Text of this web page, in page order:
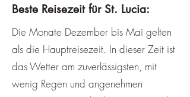
Beste Reisezeit für St. Lucia:
Die Monate Dezember bis Mai gelten
als die Hauptreisezeit. In dieser Zeit ist
das Wetter am zuverlässigsten, mit
wenig Regen und angenehmen